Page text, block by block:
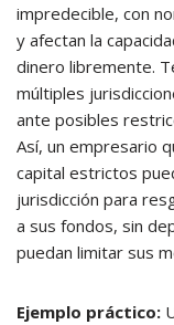
impredecible, con
y afectan la
dinero libremente.
múltiples
ante posibles
Así, un empresario
capital estrictos
jurisdicción para
a sus fondos, sin
puedan limitar sus
Ejemplo práctico: